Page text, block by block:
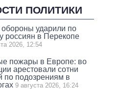
ПОЛИТИКИ
ударили по
россиян в Перекопе
2026, 12:54
пожары в Европе: во
арестовали сотни
по подозрениям в
9 августа 2026, 16:24